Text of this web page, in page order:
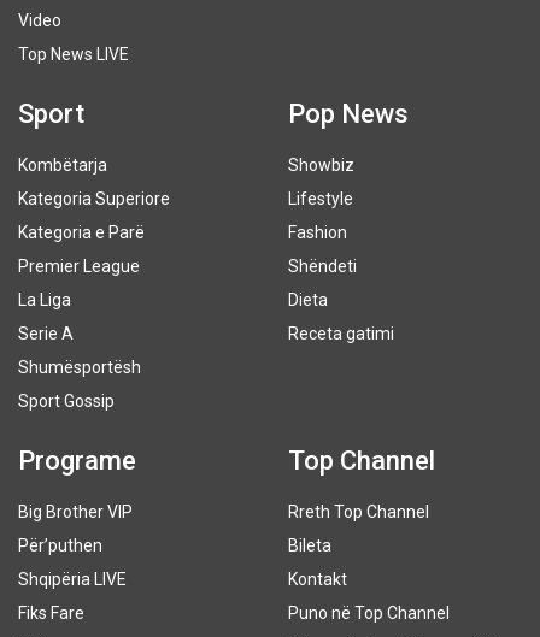
Video
Top News LIVE
Sport
Kombëtarja
Kategoria Superiore
Kategoria e Parë
Premier League
La Liga
Serie A
Shumësportësh
Sport Gossip
Pop News
Showbiz
Lifestyle
Fashion
Shëndeti
Dieta
Receta gatimi
Programe
Big Brother VIP
Për’puthen
Shqipëria LIVE
Fiks Fare
Top Channel
Rreth Top Channel
Bileta
Kontakt
Puno në Top Channel